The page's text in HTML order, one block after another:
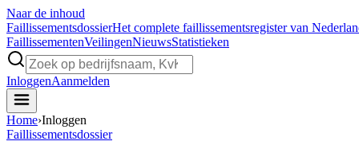
Naar de inhoud
FaillissementsdossierHet complete faillissementsregister van
FaillissementenVeilingenNieuwsStatistieken
InloggenAanmelden
Home›Inloggen
Faillissementsdossier